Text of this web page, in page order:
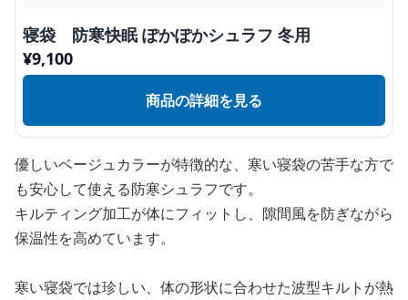
寝袋 防寒快眠 ぽかぽかシュラフ 冬用
¥9,100
商品の詳細を見る
優しいベージュカラーが特徴的な、寒い寝袋の苦手な方で
も安心して使える防寒シュラフです。
キルティング加工が体にフィットし、隙間風を防ぎながら
保温性を高めています。
寒い寝袋では珍しい、体の形状に合わせた波型キルトが熱